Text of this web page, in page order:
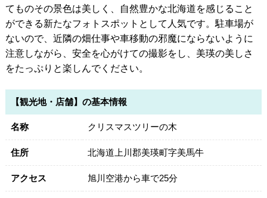
てものその景色は美しく、自然豊かな北海道を感じること
ができる新たなフォトスポットとして人気です。駐車場が
ないので、近隣の畑仕事や車移動の邪魔にならないように
注意しながら、安全を心がけての撮影をし、美瑛の美しさ
をたっぷりと楽しんでください。
【観光地・店舗】の基本情報
名称 クリスマスツリーの木
住所 北海道上川郡美瑛町字美馬牛
アクセス 旭川空港から車で25分